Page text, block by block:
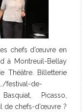
chefs d’œuvre en
à Montreuil-Bellay
Théâtre. Billetterie
festival-de-
Picasso,
de chefs-d’œuvre ?